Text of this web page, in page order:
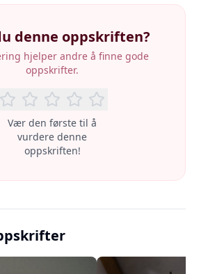
denne oppskriften?
hjelper andre å finne gode
oppskrifter.
Vær den første til å
vurdere denne
oppskriften!